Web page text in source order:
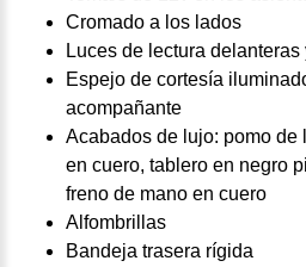
Cromado a los lados
Luces de lectura delanteras
Espejo de cortesía
acompañante
Acabados de lujo: pomo de
en cuero, tablero en negro
freno de mano en cuero
Alfombrillas
Bandeja trasera rígida